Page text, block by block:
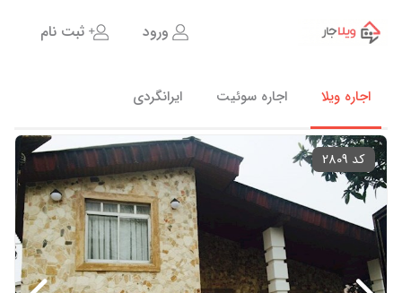
اجاره ویلا اجاره سوئیت ایرانگردی
ورود ثبت نام
کد 2809